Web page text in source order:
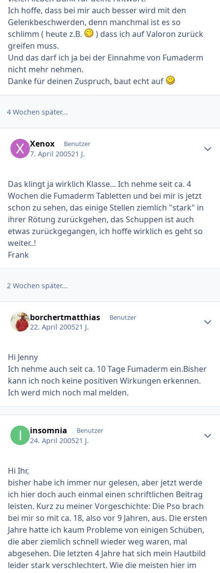
Ich hoffe, dass bei mir auch besser wird mit den
Gelenkbeschwerden, denn manchmal ist es so
schlimm ( heute z.B.
) dass ich auf Valoron zurück
greifen muss.
Und das darf ich ja bei der Einnahme von Fumaderm
nicht mehr nehmen.
Danke für deinen Zuspruch, baut echt auf
4 Wochen später...
Xenox Benutzer
7. April 200521 J.
Das klingt ja wirklich Klasse... Ich nehme seit ca. 4
Wochen die Fumaderm Tabletten und bei mir is jetzt
schon zu sehen, das einige Stellen ziemlich "stark" in
ihrer Rötung zurückgehen, das Schuppen ist auch
etwas zurückgegangen, ich hoffe wirklich es geht so
weiter..!
Frank
2 Wochen später...
borchertmatthias Benutzer
22. April 200521 J.
Hi Jenny
Ich nehme auch seit ca. 10 Tage Fumaderm ein.Bisher
kann ich noch keine positiven Wirkungen erkennen.
Ich werd mich noch mal melden.
insomnia Benutzer
24. April 200521 J.
Hi Ihr,
bisher habe ich immer nur gelesen, aber jetzt werde
ich hier doch auch einmal einen schriftlichen Beitrag
leisten. Kurz zu meiner Vorgeschichte: Die Pso brach
bei mir so mit ca. 18, also vor 9 Jahren, aus. Die ersten
Jahre hatte ich kaum Probleme von einigen Schüben,
die aber ziemlich schnell wieder weg waren, mal
abgesehen. Die letzten 4 Jahre hat sich mein Hautbild
leider stark verschlechtert. Wie die meisten hier im